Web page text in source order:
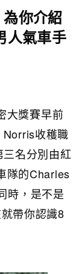
你介紹
人氣車手
大獎賽早前
收穫職
名分別由紅
隊的Charles
時，是不是
帶你認識8